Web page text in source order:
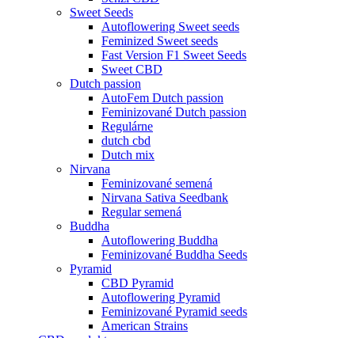
Sweet Seeds
Autoflowering Sweet seeds
Feminized Sweet seeds
Fast Version F1 Sweet Seeds
Sweet CBD
Dutch passion
AutoFem Dutch passion
Feminizované Dutch passion
Regulárne
dutch cbd
Dutch mix
Nirvana
Feminizované semená
Nirvana Sativa Seedbank
Regular semená
Buddha
Autoflowering Buddha
Feminizované Buddha Seeds
Pyramid
CBD Pyramid
Autoflowering Pyramid
Feminizované Pyramid seeds
American Strains